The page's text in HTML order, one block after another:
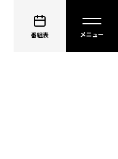
番組表